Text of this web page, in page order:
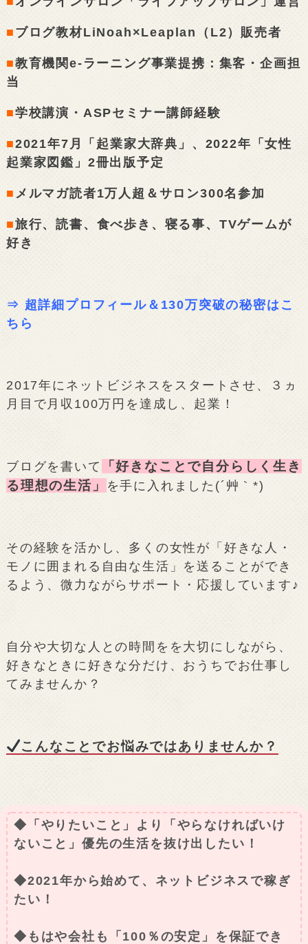
■ ブログ教材LiNoah×Leaplan（L2）販売者
■教育機関e-ラーニング事業提携：集客・企画担
当
■学校講演・ASPセミナー講師経験
■2021年7月「起業家大辞典」、2022年「女性
起業家図鑑」2冊出版予定
■ メルマガ読者1万人超＆サロン300名参加
■旅行、読書、食べ歩き、寝る事、TVゲームが
好き
⇒ 超詳細プロフィール＆130万突破の秘密はこ
ちら
2017年にネットビジネスをスタートさせ、３ヵ
月目で月収100万円を達成し、起業！
ブログを書いて
「好きなことで自分らしく生き
る理想の生活」
を手に入れました(´艸｀*)
その経験を活かし、多くの女性が「好きな人・
モノに囲まれる自由な生活」を送ることができ
るよう、微力ながらサポート・応援しています♪
自分や大切な人との時間をを大切にしながら、
好きなときに好きな分だけ、おうちでお仕事し
てみませんか？
こんなことでお悩みではありませんか？
◆「やりたいこと」より「やらなければいけ
ないこと」優先の生活を抜け出したい！
◆2021年から始めて、ネットビジネスで稼ぎ
たい！
◆もはや会社も「100％の安定」を保証でき